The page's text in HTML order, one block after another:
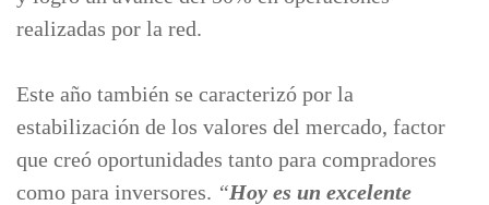
realizadas por la red.
Este año también se caracterizó por la
estabilización de los valores del mercado, factor
que creó oportunidades tanto para compradores
como para inversores. “Hoy es un excelente